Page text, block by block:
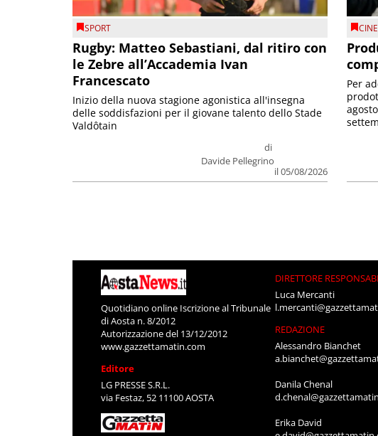
SPORT
Rugby: Matteo Sebastiani, dal ritiro con
le Zebre all’Accademia Ivan
Francescato
di
Davide Pellegrino
il 05/08/2026
Inizio della nuova stagione agonistica all'insegna
delle soddisfazioni per il giovane talento dello Stade
Valdôtain
Per
Quotidiano online Iscrizione al Tribunale
di Aosta n. 8/2012
Autorizzazione del 13/12/2012
www.gazzettamatin.com
Editore
LG PRESSE S.R.L.
via Festaz, 52 11100 AOSTA
DIRETTORE
Luca Mercanti
REDAZIONE
Alessandro Bianchet
Danila Chenal
Erika David